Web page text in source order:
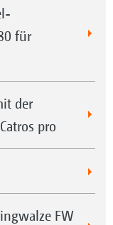
für
der
pro
FW